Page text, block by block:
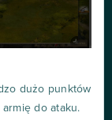
dużo punktów
do ataku.